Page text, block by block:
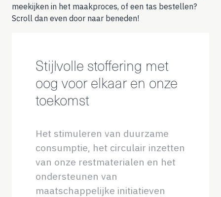
meekijken in het maakproces, of een tas bestellen?
Scroll dan even door naar beneden!
Stijlvolle stoffering met
oog voor elkaar en onze
toekomst
Het stimuleren van duurzame
consumptie, het circulair inzetten
van onze restmaterialen en het
ondersteunen van
maatschappelijke initiatieven